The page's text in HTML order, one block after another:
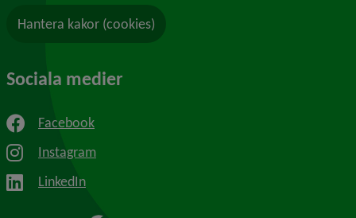
Hantera kakor (cookies)
Sociala medier
Facebook
Instagram
LinkedIn